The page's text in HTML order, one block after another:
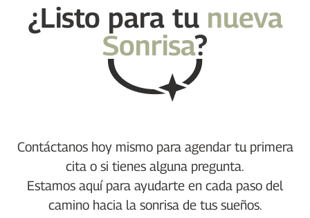
¿Listo para tu nueva
Sonrisa?
Contáctanos hoy mismo para agendar tu primera
cita o si tienes alguna pregunta.
Estamos aquí para ayudarte en cada paso del
camino hacia la sonrisa de tus sueños.